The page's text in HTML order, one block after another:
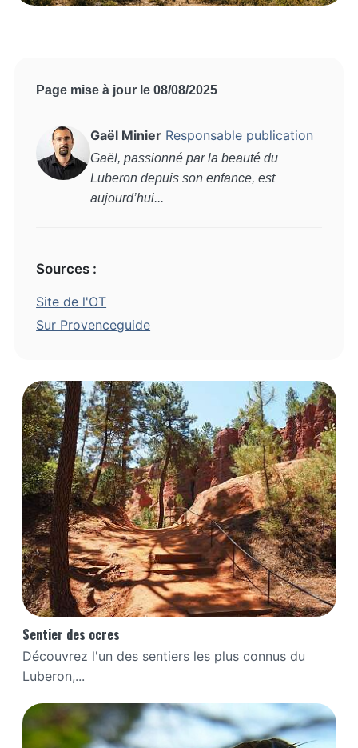
Page mise à jour le 08/08/2025
Gaël Minier Responsable publication
Gaël, passionné par la beauté du
Luberon depuis son enfance, est
aujourd’hui...
Sources :
Site de l'OT
Sur Provenceguide
Sentier des ocres
Découvrez l'un des sentiers les plus connus du
Luberon,...